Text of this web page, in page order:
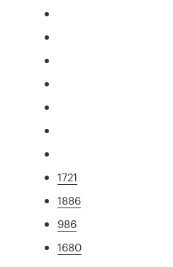
1721
1886
986
1680